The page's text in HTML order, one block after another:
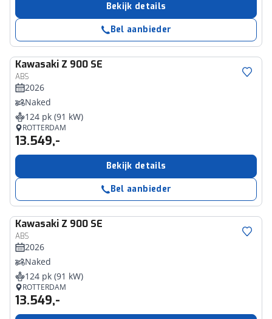
Bekijk details
Bel aanbieder
Kawasaki Z 900 SE
ABS
2026
Naked
124 pk (91 kW)
ROTTERDAM
13.549,-
Bekijk details
Bel aanbieder
Kawasaki Z 900 SE
ABS
2026
Naked
124 pk (91 kW)
ROTTERDAM
13.549,-